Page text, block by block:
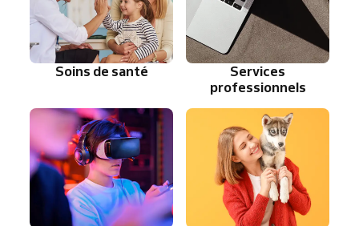
Soins de santé
Services
professionnels